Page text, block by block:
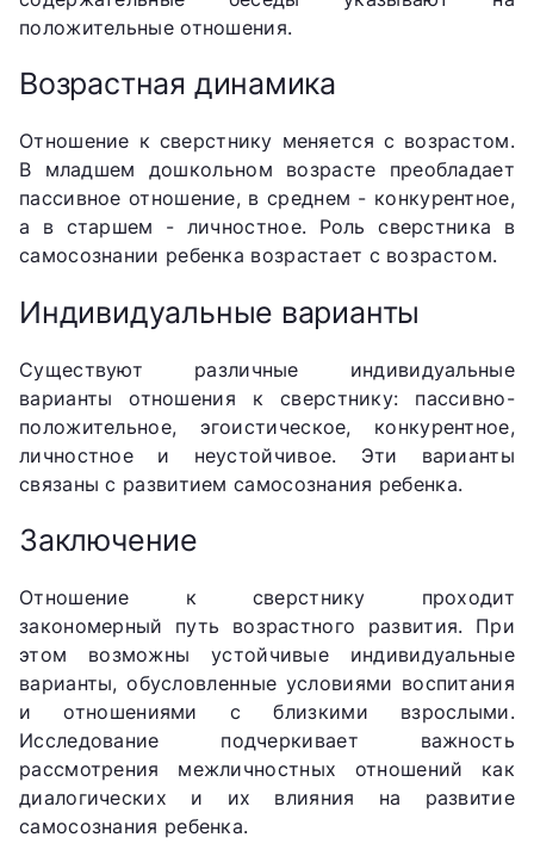
положительные отношения.
Возрастная динамика
Отношение к сверстнику меняется с возрастом.
В младшем дошкольном возрасте преобладает
пассивное отношение, в среднем - конкурентное,
а в старшем - личностное. Роль сверстника в
самосознании ребенка возрастает с возрастом.
Индивидуальные варианты
Существуют различные индивидуальные
варианты отношения к сверстнику: пассивно-
положительное, эгоистическое, конкурентное,
личностное и неустойчивое. Эти варианты
связаны с развитием самосознания ребенка.
Заключение
Отношение к сверстнику проходит
закономерный путь возрастного развития. При
этом возможны устойчивые индивидуальные
варианты, обусловленные условиями воспитания
и отношениями с близкими взрослыми.
Исследование подчеркивает важность
рассмотрения межличностных отношений как
диалогических и их влияния на развитие
самосознания ребенка.